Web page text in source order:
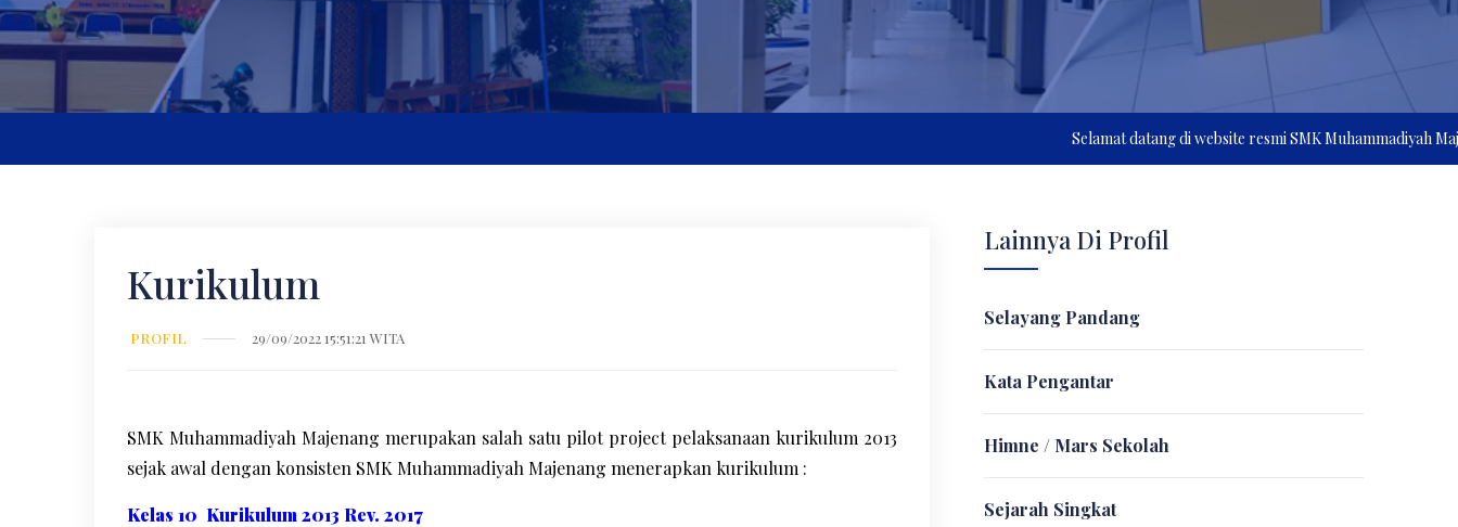
Selamat datang di website resmi SMK Muhammadiyah
Kurikulum
PROFIL 29/09/2022 15:51:21 WITA
SMK Muhammadiyah Majenang merupakan salah satu pilot project pelaksanaan kurikulum 2013
sejak awal dengan konsisten SMK Muhammadiyah Majenang menerapkan kurikulum :
Kelas 10 Kurikulum 2013 Rev. 2017
Lainnya Di Profil
Selayang Pandang
Kata Pengantar
Himne / Mars Sekolah
Sejarah Singkat